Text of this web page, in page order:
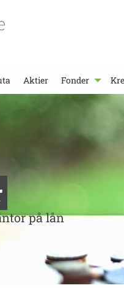
Aktier Fonder
på lån